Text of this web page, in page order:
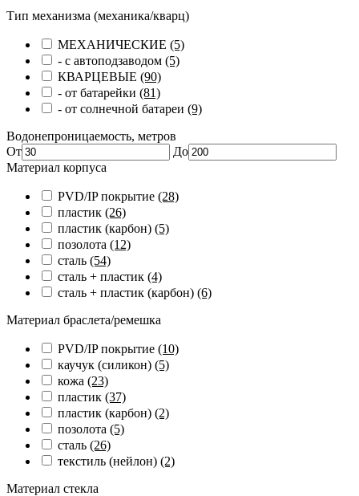
Тип механизма (механика/кварц)
МЕХАНИЧЕСКИЕ (5)
- с автоподзаводом (5)
КВАРЦЕВЫЕ (90)
- от батарейки (81)
- от солнечной батареи (9)
Водонепроницаемость, метров
От
До
Материал корпуса
PVD/IP покрытие (28)
пластик (26)
пластик (карбон) (5)
позолота (12)
сталь (54)
сталь + пластик (4)
сталь + пластик (карбон) (6)
Материал браслета/ремешка
PVD/IP покрытие (10)
каучук (силикон) (5)
кожа (23)
пластик (37)
пластик (карбон) (2)
позолота (5)
сталь (26)
текстиль (нейлон) (2)
Материал стекла